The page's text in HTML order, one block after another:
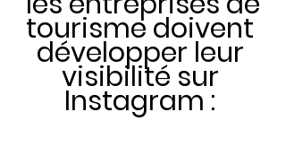
tourisme doivent
développer leur
visibilité sur
Instagram :